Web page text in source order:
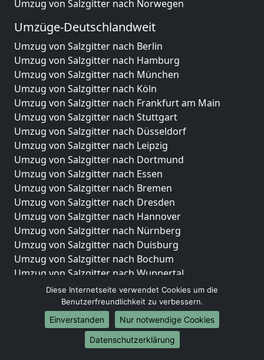
Umzug von Salzgitter nach Norwegen
Umzüge-Deutschlandweit
Umzug von Salzgitter nach Berlin
Umzug von Salzgitter nach Hamburg
Umzug von Salzgitter nach München
Umzug von Salzgitter nach Köln
Umzug von Salzgitter nach Frankfurt am Main
Umzug von Salzgitter nach Stuttgart
Umzug von Salzgitter nach Düsseldorf
Umzug von Salzgitter nach Leipzig
Umzug von Salzgitter nach Dortmund
Umzug von Salzgitter nach Essen
Umzug von Salzgitter nach Bremen
Umzug von Salzgitter nach Dresden
Umzug von Salzgitter nach Hannover
Umzug von Salzgitter nach Nürnberg
Umzug von Salzgitter nach Duisburg
Umzug von Salzgitter nach Bochum
Umzug von Salzgitter nach Wuppertal
Umzug von Salzgitter nach Bielefeld
Umzug von Salzgitter nach Bonn
Umzug von Salzgitter nach Münster
Internationale-Umzüge
Diese Internetseite verwendet Cookies um die
Benutzerfreundlichkeit zu verbessern.
Einverstanden
Nur notwendige Cookies
Datenschutzerklärung